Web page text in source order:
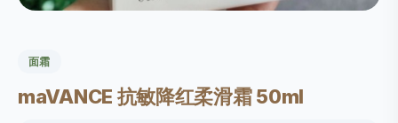
面霜
maVANCE 抗敏降红柔滑霜 50ml